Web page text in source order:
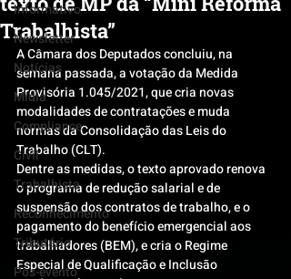
Informativo
Newsletter
Notícias
Mídia
Compliance
Civil
Trabalhista
Reconhecimento
Tributário
Pós-evento
Trabalhista”
A Câmara dos Deputados concluiu, na
semana passada, a votação da Medida
Provisória 1.045/2021, que cria novas
modalidades de contratações e muda
normas da Consolidação das Leis do
Trabalho (CLT).
Dentre as medidas, o texto aprovado renova
o programa de redução salarial e de
suspensão dos contratos de trabalho, e o
pagamento do benefício emergencial aos
trabalhadores (BEM), e cria o Regime
Especial de Qualificação e Inclusão